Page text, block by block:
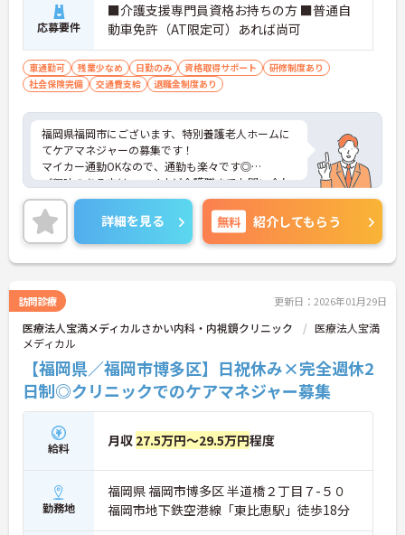
応募要件
■介護支援専門員資格お持ちの方 ■普通自
動車免許（AT限定可）あれば尚可
車通勤可 残業少なめ 日勤のみ 資格取得サポート
研修制度あり
社会保険完備
交通費支給 退職金制度あり
福岡県福岡市にございます、特別養護老人ホームに
てケアマネジャーの募集です！
マイカー通勤OKなので、通勤も楽々です◎
ご興味のある方は、マイナビ介護職までお問い合わ
せください。
詳細を見る 無料 紹介してもらう
訪問診療 更新日：2026年01月29日
医療法人宝満メディカルさかい内科・内視鏡クリニック
医療法人宝満
メディカル
【福岡県／福岡市博多区】日祝休み×完全週休2
日制◎クリニックでのケアマネジャー募集
給料 月収 27.5万円～29.5万円程度
勤務地
福岡県 福岡市博多区 半道橋２丁目７-５０
福岡市地下鉄空港線「東比恵駅」徒歩18分